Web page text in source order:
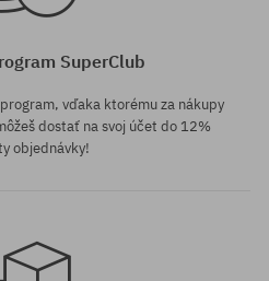
SuperClub
vďaka ktorému za nákupy
dostať na svoj účet do 12%
objednávky!